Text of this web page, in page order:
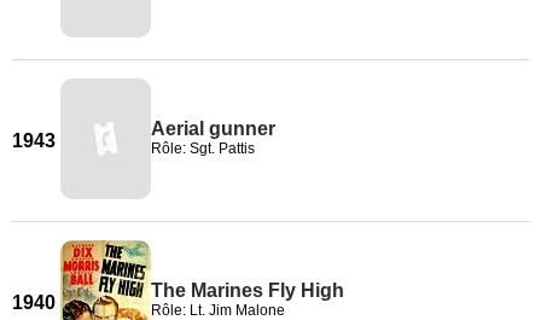
1943
Aerial gunner
Rôle: Sgt. Pattis
1940
The Marines Fly High
Rôle: Lt. Jim Malone